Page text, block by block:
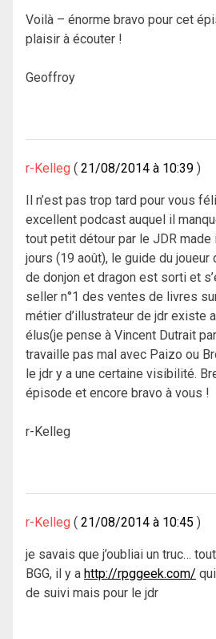
Voilà – énorme bravo pour cet
plaisir à écouter !
Geoffroy
r-Kelleg 21/08/2014 à 10:39
Il n’est pas trop tard pour vous
excellent podcast auquel il
tout petit détour par le JDR made
jours (19 août), le guide du
de donjon et dragon est sorti et
seller n°1 des ventes de livres
métier d’illustrateur de jdr existe
élus(je pense à Vincent Dutrait
travaille pas mal avec Paizo ou
le jdr y a une certaine visibilité.
épisode et encore bravo à vous !
r-Kelleg
r-Kelleg 21/08/2014 à 10:45
je savais que j’oubliai un truc…
BGG, il y a http://rpggeek.com/
de suivi mais pour le jdr